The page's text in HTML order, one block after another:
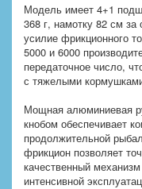
Модель имеет 4+1
368 г, намотку 82 см
усилие фрикционного
5000 и 6000
передаточное число,
с тяжелыми
Мощная алюминиевая
кнобом обеспечивает
продолжительной
фрикцион позволяет
качественный
интенсивной